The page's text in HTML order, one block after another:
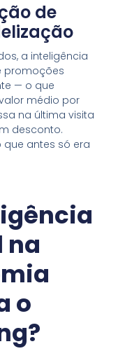
de
a inteligência
promoções
— o que
médio por
na última visita
desconto.
que antes só era
o